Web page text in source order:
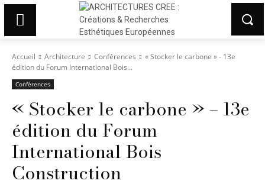
Accueil Architecture Conférences
« Stocker le carbone » - 13e
édition du Forum International Bois...
Conférences
« Stocker le carbone » – 13e
édition du Forum
International Bois
Construction